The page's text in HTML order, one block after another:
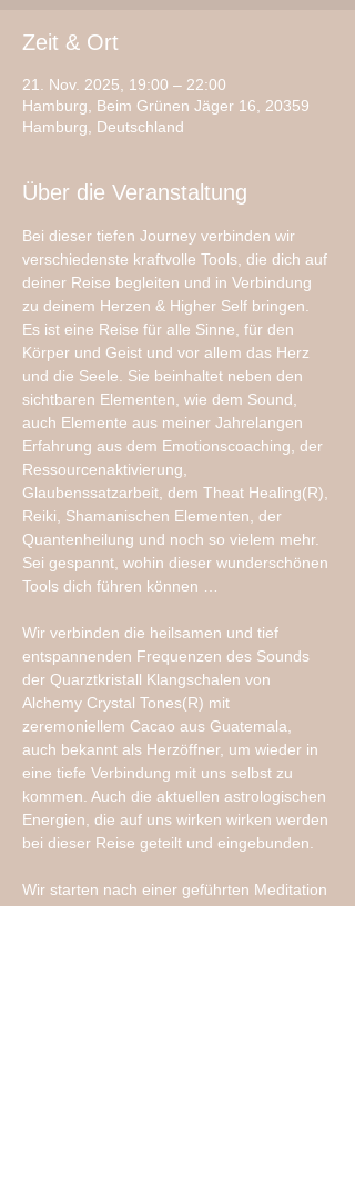
Zeit & Ort
21. Nov. 2025, 19:00 – 22:00
Hamburg, Beim Grünen Jäger 16, 20359
Hamburg, Deutschland
Über die Veranstaltung
Bei dieser tiefen Journey verbinden wir
verschiedenste kraftvolle Tools, die dich auf
deiner Reise begleiten und in Verbindung
zu deinem Herzen & Higher Self bringen.
Es ist eine Reise für alle Sinne, für den
Körper und Geist und vor allem das Herz
und die Seele. Sie beinhaltet neben den
sichtbaren Elementen, wie dem Sound,
auch Elemente aus meiner Jahrelangen
Erfahrung aus dem Emotionscoaching, der
Ressourcenaktivierung,
Glaubenssatzarbeit, dem Theat Healing(R),
Reiki, Shamanischen Elementen, der
Quantenheilung und noch so vielem mehr.
Sei gespannt, wohin dieser wunderschönen
Tools dich führen können …
Wir verbinden die heilsamen und tief
entspannenden Frequenzen des Sounds
der Quarztkristall Klangschalen von
Alchemy Crystal Tones(R) mit
zeremoniellem Cacao aus Guatemala,
auch bekannt als Herzöffner, um wieder in
eine tiefe Verbindung mit uns selbst zu
kommen. Auch die aktuellen astrologischen
Energien, die auf uns wirken wirken werden
bei dieser Reise geteilt und eingebunden.
Wir starten nach einer geführten Meditation